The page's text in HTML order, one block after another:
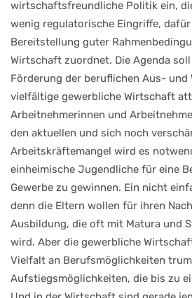
wirtschaftsfreundliche Politik ein,
wenig regulatorische Eingriffe, dafür
Bereitstellung guter
Wirtschaft zuordnet. Die Agenda
Förderung der beruflichen Aus- und
vielfältige gewerbliche Wirtschaft
Arbeitnehmerinnen und
den aktuellen und sich noch
Arbeitskräftemangel wird es
einheimische Jugendliche für eine
Gewerbe zu gewinnen. Ein nicht
denn die Eltern wollen für ihren
Ausbildung, die oft mit Matura und
wird. Aber die gewerbliche
Vielfalt an Berufsmöglichkeiten
Aufstiegsmöglichkeiten, die bis zu